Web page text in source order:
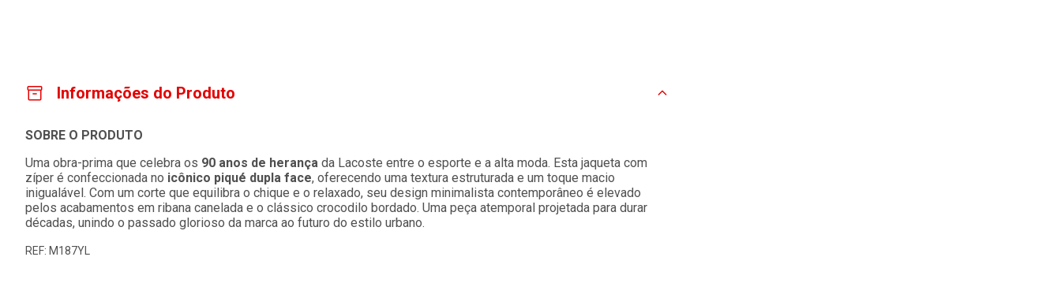
Informações do Produto
SOBRE O PRODUTO
Uma obra-prima que celebra os 90 anos de herança da Lacoste entre o esporte e a alta moda. Esta jaqueta com
zíper é confeccionada no icônico piqué dupla face, oferecendo uma textura estruturada e um toque macio
inigualável. Com um corte que equilibra o chique e o relaxado, seu design minimalista contemporâneo é elevado
pelos acabamentos em ribana canelada e o clássico crocodilo bordado. Uma peça atemporal projetada para durar
décadas, unindo o passado glorioso da marca ao futuro do estilo urbano.
REF: M187YL